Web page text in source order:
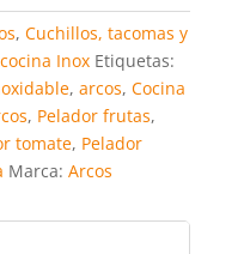
e
m
p
ar
tir
, Cuchillos, tacomas y
Inox Etiquetas:
, arcos, Cocina
, Pelador frutas,
tomate, Pelador
Marca: Arcos